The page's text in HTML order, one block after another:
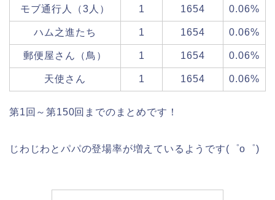
モブ通行人（3人） 1 1654 0.06%
ハム之進たち 1 1654 0.06%
郵便屋さん（鳥） 1 1654 0.06%
天使さん 1 1654 0.06%
第1回～第150回までのまとめです！
じわじわとパパの登場率が増えているようです(゜o゜)